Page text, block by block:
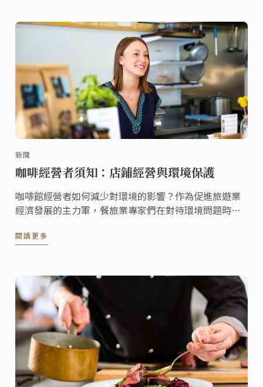
新聞
咖啡經營者須知：店鋪經營與環境保護
咖啡館經營者如何減少對環境的影響？作為促進旅遊業
經濟發展的主力軍，餐旅業專家們在對待環境問題時應
經營？
閱讀更多